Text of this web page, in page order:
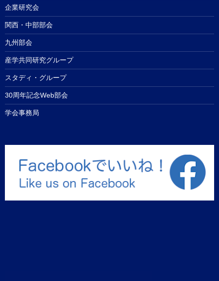
企業研究会
関西・中部部会
九州部会
産学共同研究グループ
スタディ・グループ
30周年記念Web部会
学会事務局